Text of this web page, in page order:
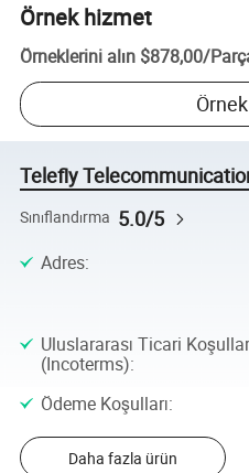
Örnek hizmet
Örneklerini alın $878,00/
Telefly
Sınıflandırma 5.0/5
Adres:
Uluslararası Ticari Koşullar
(Incoterms):
Ödeme Koşulları:
Daha fazla ürün